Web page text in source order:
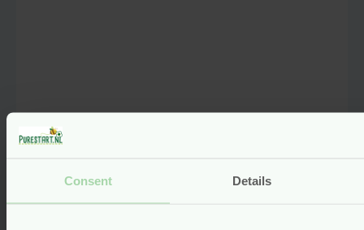
Consent Details
Biologisch Katoen – 50×70 cm –